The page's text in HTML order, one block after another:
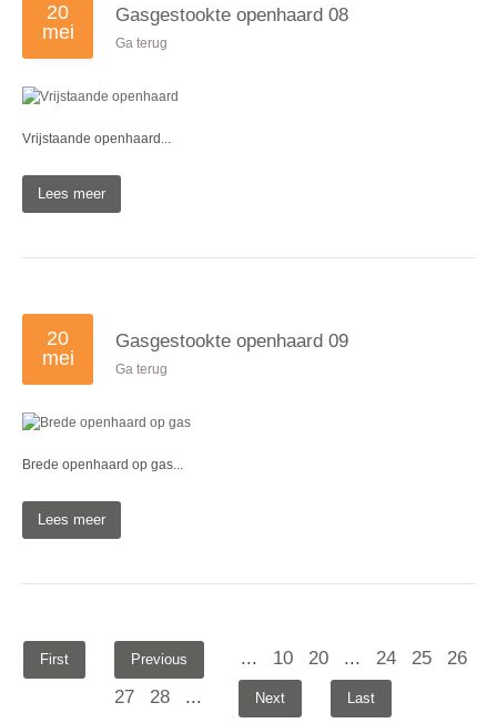
Gasgestookte openhaard 08
20
mei
Ga terug
Vrijstaande openhaard...
Lees meer
Gasgestookte openhaard 09
20
mei
Ga terug
Brede openhaard op gas...
Lees meer
First Previous ... 10 20 ... 24 25
26
27
28 ... Next Last